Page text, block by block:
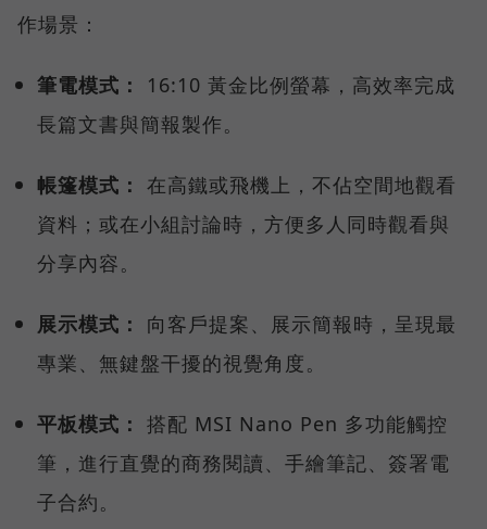
作場景：
筆電模式：
16:10 黃金比例螢幕，高效率完成
長篇文書與簡報製作。
帳篷模式： 在高鐵或飛機上，不佔空間地觀看
資料；或在小組討論時，方便多人同時觀看與
分享內容。
展示模式：
向客戶提案、展示簡報時，呈現最
專業、無鍵盤干擾的視覺角度。
平板模式： 搭配 MSI Nano Pen 多功能觸控
筆，進行直覺的商務閱讀、手繪筆記、簽署電
子合約。